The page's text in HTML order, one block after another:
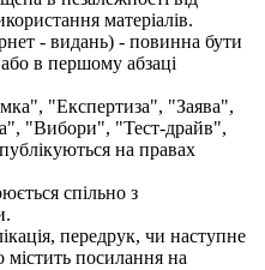
матеріалів.
- видань) - повинна бути
в першому абзаці
"Експертиза", "Заява",
"Вибори", "Тест-драйв",
на правах
спільно з
передрук, чи наступне
посилання на